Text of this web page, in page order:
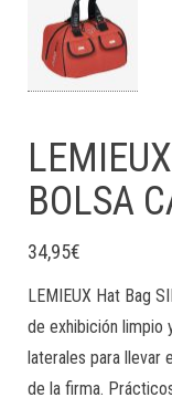
BOLSA
34,95€
LEMIEUX Hat Bag
de exhibición limpio
laterales para llevar
de la firma.